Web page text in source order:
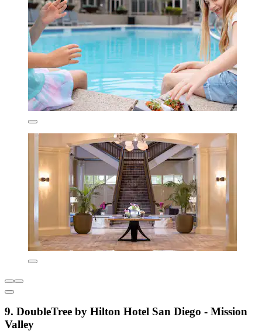
9. DoubleTree by Hilton Hotel San Diego - Mission
Valley